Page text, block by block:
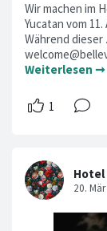
Wir machen im
Yucatan vom
Während dieser
Weiterlesen ➞